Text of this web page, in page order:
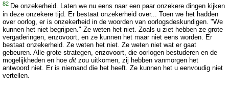
82 De onzekerheid. Laten we nu eens naar een paar onzekere dingen kijken
in deze onzekere tijd. Er bestaat onzekerheid over... Toen we het hadden
over oorlog, er is onzekerheid in de woorden van oorlogsdeskundigen. "We
kunnen het niet begrijpen." Ze weten het niet. Zoals u ziet hebben ze grote
vergaderingen, enzovoort, en ze kunnen het maar niet eens worden. Er
bestaat onzekerheid. Ze weten het niet. Ze weten niet wat er gaat
gebeuren. Alle grote strategen, enzovoort, die oorlogen bestuderen en de
mogelijkheden en hoe dit zou uitkomen, zij hebben vanmorgen het
antwoord niet. Er is niemand die het heeft. Ze kunnen het u eenvoudig niet
vertellen.